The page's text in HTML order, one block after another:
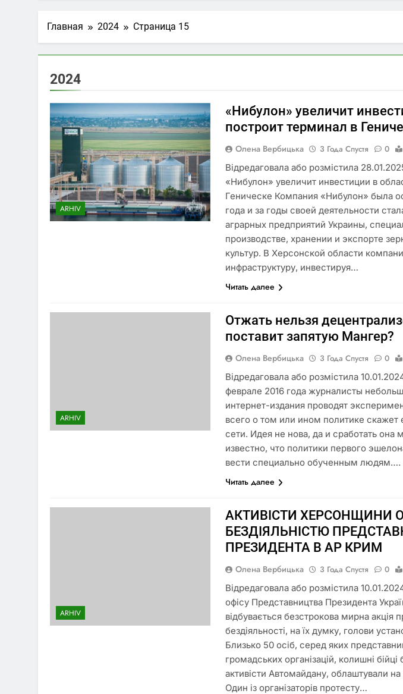
Афіша концертів у Стамбулі: як знайти
Український бренд Twice: сучасний
4 Недели Спустя
Главная 2024 Страница 15
2024
ARHIV
«Нибулон» увеличит
построит терминал в
Олена Вербицька 3 Года Спустя 0
Відредаговала або розмістила
«Нибулон» увеличит инвестиции в
Геническе Компания «Нибулон» была
года и за годы своей деятельности
аграрных предприятий Украины,
производстве, хранении и экспорте
культур. В Херсонской области
инфраструктуру, инвестируя…
Читать далее
ARHIV
Отжать нельзя
поставит запятую Мангер?
Олена Вербицька 3 Года Спустя 0
Відредаговала або розмістила
феврале 2016 года журналисты
интернет-издания проводят
всего о том или ином политике скажет
сети. Идея не нова, да и сработать она
известно, что политики первого
вести специально обученным людям….
Читать далее
ARHIV
АКТИВІСТИ ХЕРСОНЩИНИ
БЕЗДІЯЛЬНІСТЮ
ПРЕЗИДЕНТА В АР КРИМ
Олена Вербицька 3 Года Спустя 0
Відредаговала або розмістила
офісу Представництва Президента
відбувається безстрокова мирна акція
бездіяльності, на їх думку, голови
Близько 50 осіб, серед яких
громадських організацій, колишні
активісти Автомайдану, облаштували
Один із організаторів протесту…